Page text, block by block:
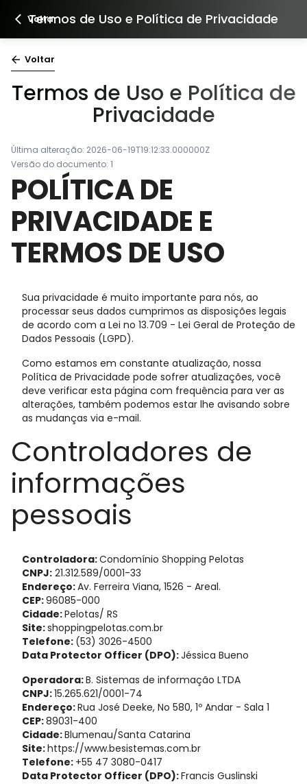
Voltar
Termos de Uso e Política de Privacidade
Voltar
Termos de Uso e Política de
Privacidade
Última alteração: 2026-06-19T19:12:33.000000Z
Versão do documento: 1
POLÍTICA DE
PRIVACIDADE E
TERMOS DE USO
Sua privacidade é muito importante para nós, ao
processar seus dados cumprimos as disposições legais
de acordo com a Lei no 13.709 - Lei Geral de Proteção de
Dados Pessoais (LGPD).
Como estamos em constante atualização, nossa
Política de Privacidade pode sofrer atualizações, você
deve verificar esta página com frequência para ver as
alterações, também podemos estar lhe avisando sobre
as mudanças via e-mail.
Controladores de
informações
pessoais
Controladora:Condomínio Shopping Pelotas
CNPJ: 21.312.589/0001-33
Endereço:Av. Ferreira Viana, 1526 - Areal.
CEP:96085-000
Cidade:Pelotas/ RS
Site:shoppingpelotas.com.br
Telefone: (53) 3026-4500
Data Protector Officer (DPO):Jéssica Bueno
Operadora:B. Sistemas de informação LTDA
CNPJ:15.265.621/0001-74
Endereço:Rua José Deeke, No 580, 1º Andar - Sala 1
CEP:89031-400
Cidade:Blumenau/Santa Catarina
Site:https://www.besistemas.com.br
Telefone: +55 47 3080-0417
Data Protector Officer (DPO):Francis Guslinski